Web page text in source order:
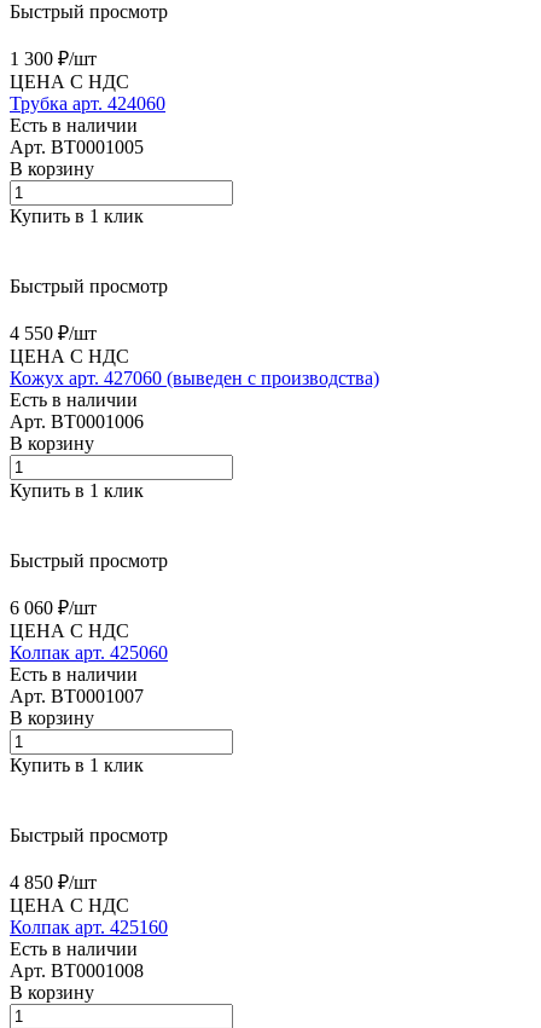
Быстрый просмотр
1 300 ₽/шт
ЦЕНА С НДС
Трубка арт. 424060
Есть в наличии
Арт. BT0001005
В корзину
Купить в 1 клик
Быстрый просмотр
4 550 ₽/шт
ЦЕНА С НДС
Кожух арт. 427060 (выведен с производства)
Есть в наличии
Арт. BT0001006
В корзину
Купить в 1 клик
Быстрый просмотр
6 060 ₽/шт
ЦЕНА С НДС
Колпак арт. 425060
Есть в наличии
Арт. BT0001007
В корзину
Купить в 1 клик
Быстрый просмотр
4 850 ₽/шт
ЦЕНА С НДС
Колпак арт. 425160
Есть в наличии
Арт. BT0001008
В корзину